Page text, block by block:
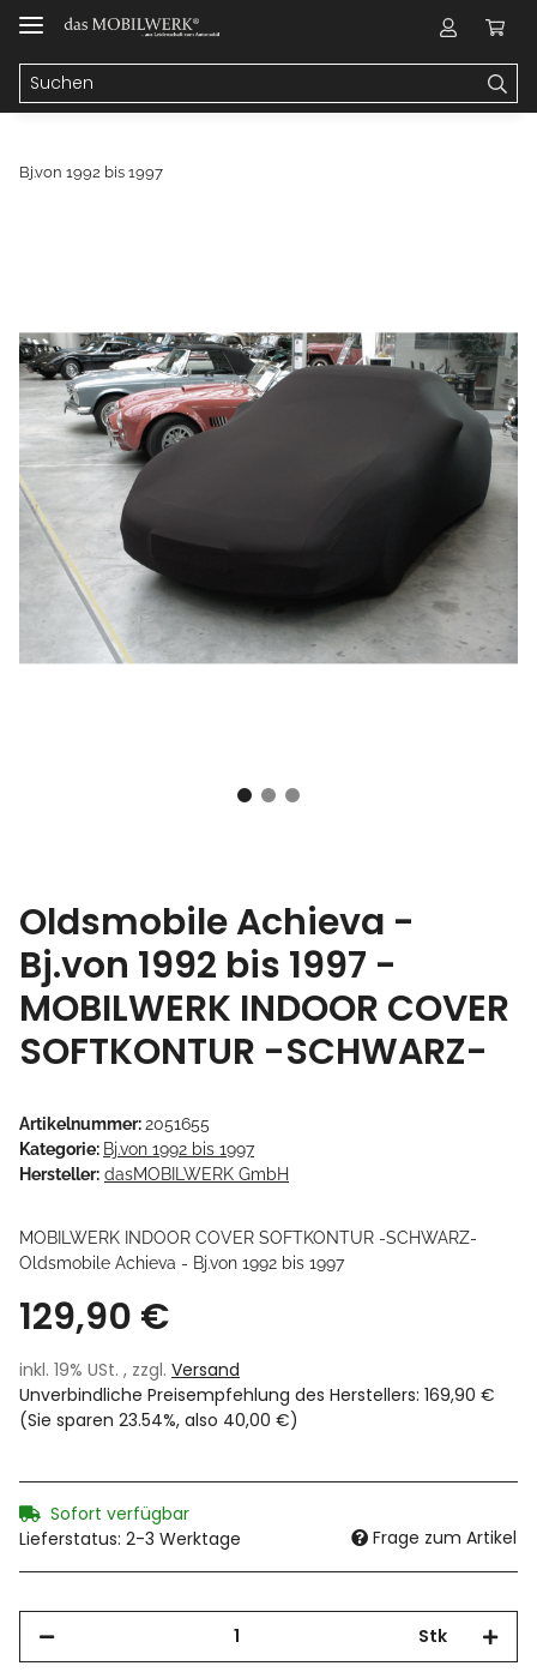
Bj.von 1992 bis 1997
Oldsmobile Achieva -
Bj.von 1992 bis 1997 -
MOBILWERK INDOOR COVER
SOFTKONTUR -SCHWARZ-
Artikelnummer:2051655
Kategorie: Bj.von 1992 bis 1997
Hersteller: dasMOBILWERK GmbH
MOBILWERK INDOOR COVER SOFTKONTUR -SCHWARZ-
Oldsmobile Achieva - Bj.von 1992 bis 1997
129,90 €
inkl. 19% USt. , zzgl. Versand
Unverbindliche Preisempfehlung des Herstellers: 169,90 €
(Sie sparen 23.54%, also 40,00 €)
Sofort verfügbar
Lieferstatus: 2-3 Werktage
Frage zum Artikel
Stk